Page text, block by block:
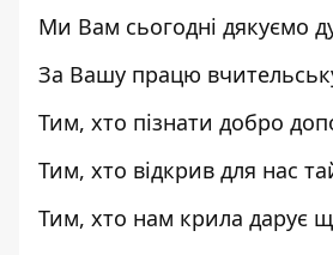
Ми Вам сьогодні дякуємо
За Вашу працю
Тим, хто пізнати добро
Тим, хто відкрив для нас
Тим, хто нам крила дарує